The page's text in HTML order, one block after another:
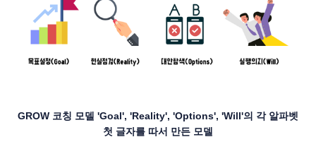
GROW 코칭 모델 'Goal', 'Reality', 'Options', 'Will'의 각 알파벳
첫 글자를 따서 만든 모델